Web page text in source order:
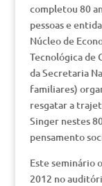
completou 80
pessoas e
Núcleo de
Tecnológica de
da Secretaria
familiares)
resgatar a
Singer nestes
pensamento
Este seminário
2012 no